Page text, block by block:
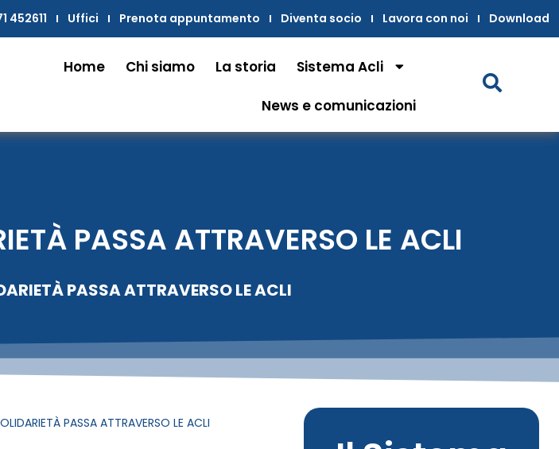
452611 Uffici Prenota appuntamento Diventa socio Lavora con noi Download
Home Chi siamo La storia Sistema Acli
News e comunicazioni
PASSA ATTRAVERSO LE ACLI
PASSA ATTRAVERSO LE ACLI
PASSA ATTRAVERSO LE ACLI